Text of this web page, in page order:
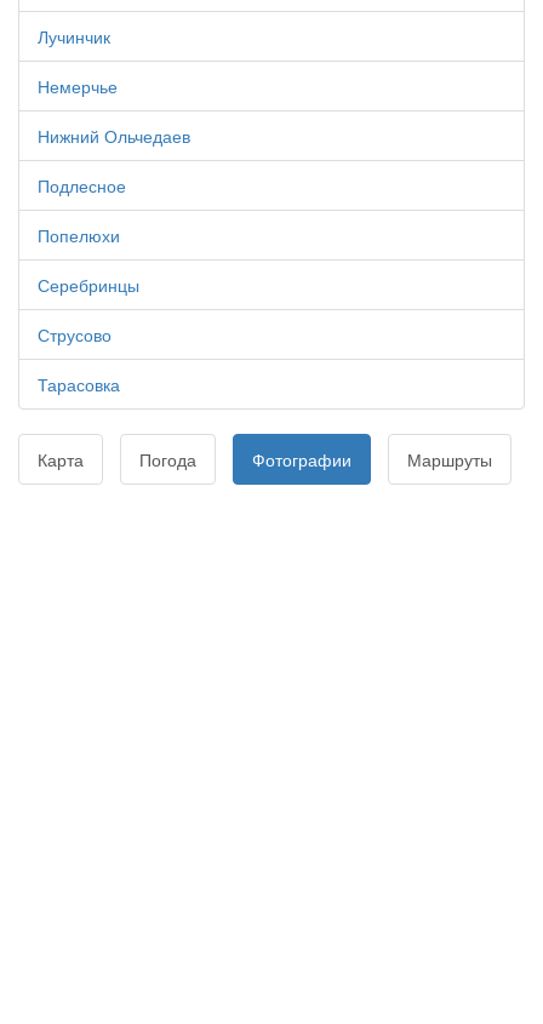
Лучинчик
Немерчье
Нижний Ольчедаев
Подлесное
Попелюхи
Серебринцы
Струсово
Тарасовка
Карта Погода Фотографии Маршруты